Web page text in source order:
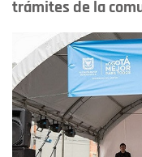
trámites de la